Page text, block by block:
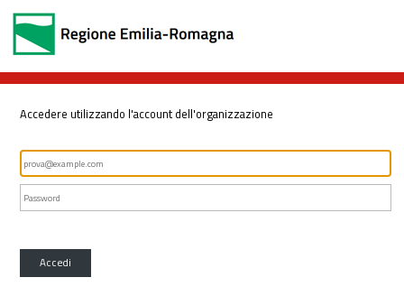
Accedere utilizzando l'account dell'organizzazione
Accedi